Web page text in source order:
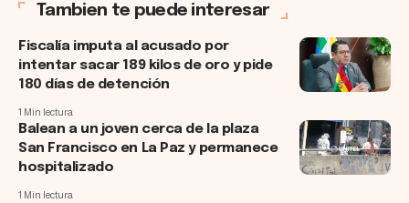
Tambien te puede interesar
Fiscalía imputa al acusado por
intentar sacar 189 kilos de oro y pide
180 días de detención
1 Min lectura
Balean a un joven cerca de la plaza
San Francisco en La Paz y permanece
hospitalizado
1 Min lectura